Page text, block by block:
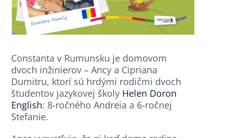
Constanta v Rumunsku je domovom
dvoch inžinierov – Ancy a Cipriana
Dumitru, ktorí sú hrdými rodičmi dvoch
študentov jazykovej školy Helen Doron
English: 8-ročného Andreia a 6-ročnej
Stefanie.